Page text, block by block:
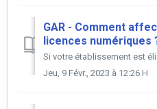
GAR - Comment
licences numériques
Jeu, 9 Févr., 2023 à 12:26 H